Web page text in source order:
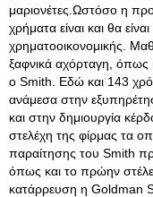
μαριονέτες.Ωστόσο η
χρήματα είναι και θα
χρηματοοικονομικής.
ξαφνικά αχόρταγη, όπως
ο Smith. Εδώ και 143
ανάμεσα στην
και στην δημιουργία
στελέχη της φίρμας τα
παραίτησης του Smith
όπως και το πρώην
κατάρρευση η Goldman